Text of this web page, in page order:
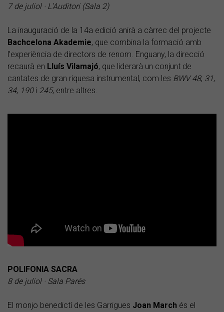
7 de juliol · L’Auditori (Sala 2)
La inauguració de la 14a edició anirà a càrrec del projecte
Bachcelona Akademie, que combina la formació amb
l’experiència de directors de renom. Enguany, la direcció
recaurà en Lluís Vilamajó, que liderarà un conjunt de
cantates de gran riquesa instrumental, com les BWV 48, 31,
34, 190i 245, entre altres.
POLIFONIA SACRA
8 de juliol · Sala Parés
El monjo benedictí de les Garrigues Joan March és el